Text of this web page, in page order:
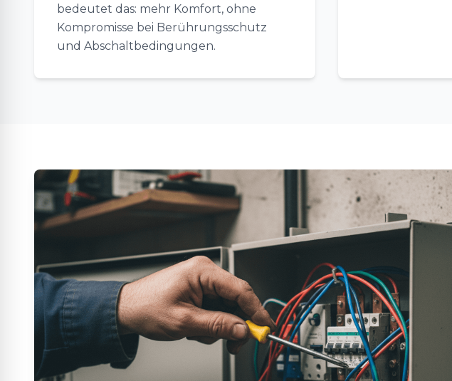
bedeutet das: mehr Komfort, ohne
Kompromisse bei Berührungsschutz
und Abschaltbedingungen.